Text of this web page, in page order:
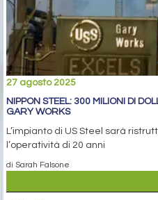
27 agosto 2025
NIPPON STEEL: 300 MILIONI DI
GARY WORKS
L’impianto di US Steel sarà
l’operatività di 20 anni
di Sarah Falsone